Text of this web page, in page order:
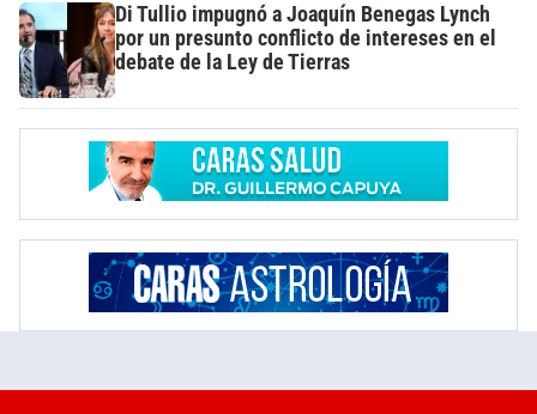
Di Tullio impugnó a Joaquín Benegas Lynch
por un presunto conflicto de intereses en el
debate de la Ley de Tierras